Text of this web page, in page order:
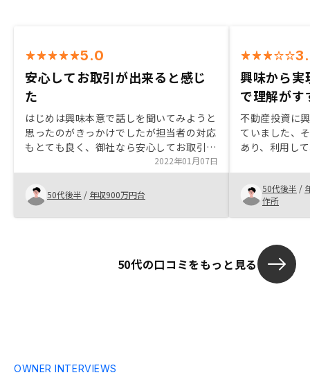
5.0
安心してお取引が出来ると感じ
た
はじめは興味本意で話しを聞いてみようと
思ったのがきっかけでしたが担当者の対応
もとても良く、御社なら安心してお取引が
出来ると感じました。また、こちらのスケ
ジュールにも柔軟に対応いただけたのでス
ムーズに商談が出来たこともとても良かっ
たと感じています。物件を全て見れると良
い。
2022年01月07日
50代後半 / 年収900万円台
興味から実
で理解がす
不動産投資に
ていました、
あり、利用し
細をうかがい
でシュミレー
おおきかった
実していると
50代後半 /
作所
50代の口コミをもっと見る
OWNER INTERVIEWS